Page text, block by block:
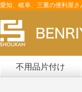
愛知、岐阜、三重の便利屋
不用品片付け